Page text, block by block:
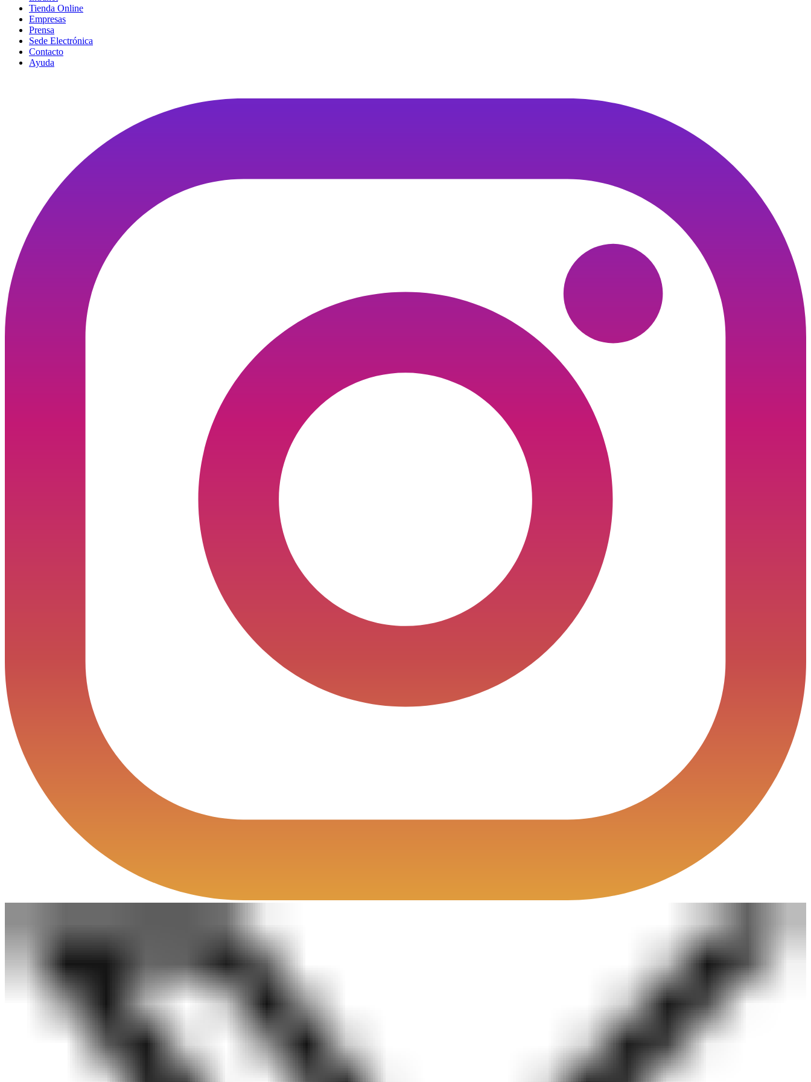
Tienda Online
Empresas
Prensa
Sede Electrónica
Contacto
Ayuda